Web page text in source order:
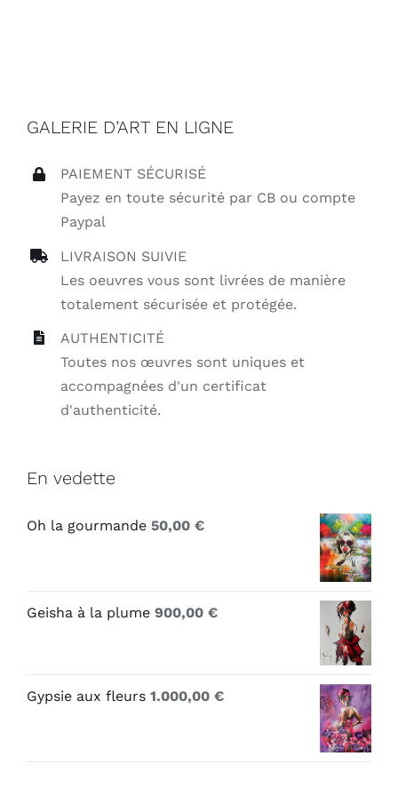
GALERIE D’ART EN LIGNE
PAIEMENT SÉCURISÉ
Payez en toute sécurité par CB ou compte
Paypal
LIVRAISON SUIVIE
Les oeuvres vous sont livrées de manière
totalement sécurisée et protégée.
AUTHENTICITÉ
Toutes nos œuvres sont uniques et
accompagnées d'un certificat
d'authenticité.
En vedette
Oh la gourmande 50,00 €
Geisha à la plume 900,00 €
Gypsie aux fleurs 1.000,00 €